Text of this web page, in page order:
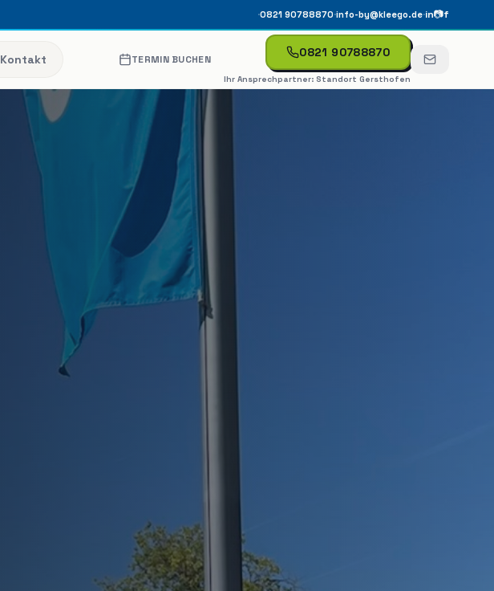
·0821 90788870·info-by@kleego.de·in📷f
Kontakt TERMIN BUCHEN
0821 90788870
Ihr Ansprechpartner: Standort Gersthofen